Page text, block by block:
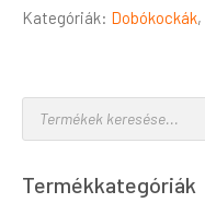
Kategóriák: Dobókockák,
Termékkategóriák